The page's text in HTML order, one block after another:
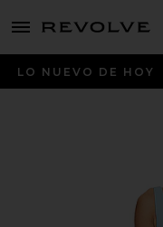
menu - shows more content
LO NUEVO DE HOY